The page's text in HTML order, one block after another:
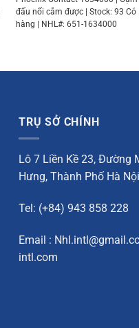
đấu nối cắm được | Stock: 93 Có
hàng | NHL#: 651-1634000
TRỤ SỞ CHÍNH
Lô 7 Liền Kề 23, Đường
Hưng, Thành Phố Hà Nội
Tel: (+84) 943 858 228
Email :
intl.com